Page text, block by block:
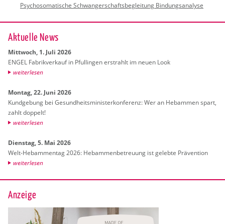
Psychosomatische Schwangerschaftsbegleitung Bindungsanalyse
Ak­tu­el­le News
Mitt­woch, 1. Juli 2026
ENGEL Fa­brik­ver­kauf in Pful­lin­gen er­strahlt im neuen Look
wei­ter­le­sen
Mon­tag, 22. Juni 2026
Kund­ge­bung bei Ge­sund­heits­mi­nis­ter­kon­fe­renz: Wer an Heb­am­men spart,
zahlt dop­pelt!
wei­ter­le­sen
Diens­tag, 5. Mai 2026
Welt-Heb­am­men­tag 2026: Heb­am­men­be­treu­ung ist ge­leb­te Prä­ven­ti­on
wei­ter­le­sen
Anzeige